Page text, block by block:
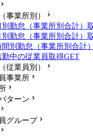
事業所別）
別勤怠（事業所別合計）
別勤怠（事業所別合計）
間別勤怠（事業所別合計
勤中の従業員取得GET
従業員別）
事業所
ターン
グループ